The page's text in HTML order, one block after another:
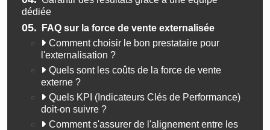
dédiée
05.
FAQ sur la force de vente externalisée
Comment choisir le bon prestataire pour
l'externalisation ?
Quels sont les coûts de la force de vente
externe ?
Quels KPI (Indicateurs Clés de Performance)
doit-on suivre ?
Comment s'assurer de l'alignement entre les